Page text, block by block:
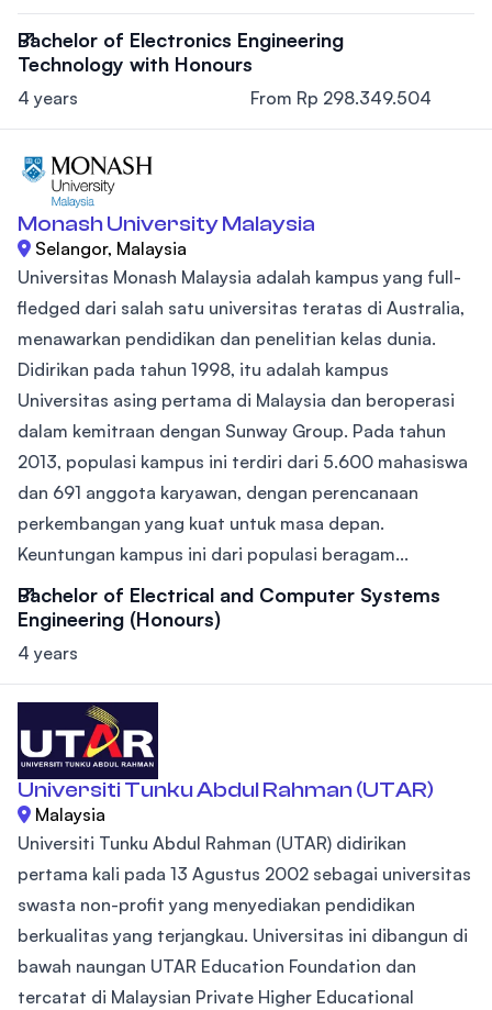
Bachelor of Electronics Engineering
Technology with Honours
4 years From Rp 298.349.504
Monash University Malaysia
Selangor, Malaysia
Universitas Monash Malaysia adalah kampus yang full-
fledged dari salah satu universitas teratas di Australia,
menawarkan pendidikan dan penelitian kelas dunia.
Didirikan pada tahun 1998, itu adalah kampus
Universitas asing pertama di Malaysia dan beroperasi
dalam kemitraan dengan Sunway Group. Pada tahun
2013, populasi kampus ini terdiri dari 5.600 mahasiswa
dan 691 anggota karyawan, dengan perencanaan
perkembangan yang kuat untuk masa depan.
Keuntungan kampus ini dari populasi beragam...
Bachelor of Electrical and Computer Systems
Engineering (Honours)
4 years
Universiti Tunku Abdul Rahman (UTAR)
Malaysia
Universiti Tunku Abdul Rahman (UTAR) didirikan
pertama kali pada 13 Agustus 2002 sebagai universitas
swasta non-profit yang menyediakan pendidikan
berkualitas yang terjangkau. Universitas ini dibangun di
bawah naungan UTAR Education Foundation dan
tercatat di Malaysian Private Higher Educational